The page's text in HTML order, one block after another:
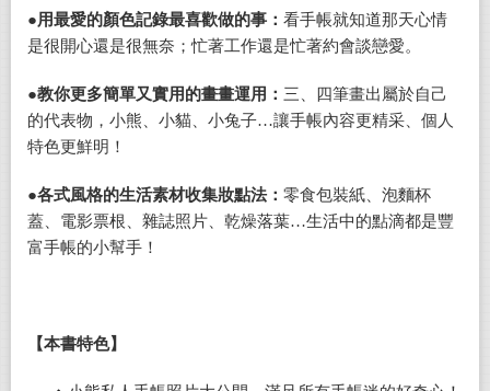
●用最愛的顏色記錄最喜歡做的事： 看手帳就知道那天心情
是很開心還是很無奈；忙著工作還是忙著約會談戀愛。
●教你更多簡單又實用的畫畫運用： 三、四筆畫出屬於自己
的代表物，小熊、小貓、小兔子…讓手帳內容更精采、個人
特色更鮮明！
●各式風格的生活素材收集妝點法： 零食包裝紙、泡麵杯
蓋、電影票根、雜誌照片、乾燥落葉…生活中的點滴都是豐
富手帳的小幫手！
【本書特色】